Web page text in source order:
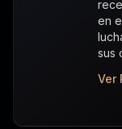
en
sus
Ver